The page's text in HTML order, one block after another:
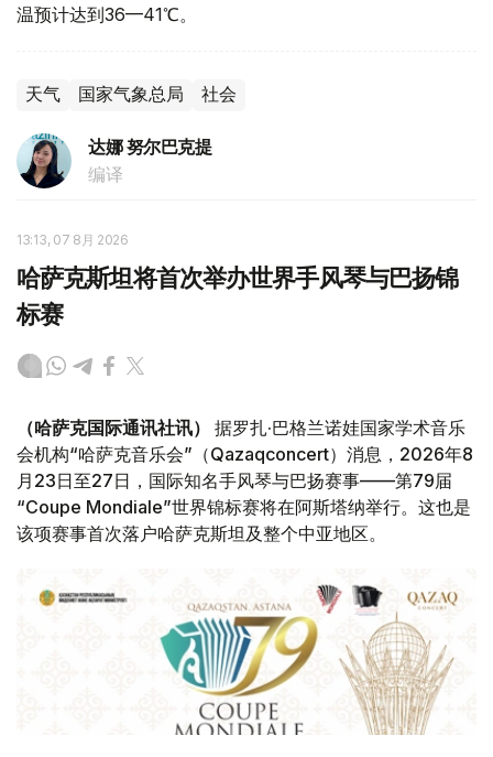
温预计达到36—41℃。
天气 国家气象总局 社会
达娜 努尔巴克提
编译
13:13, 07 8月 2026
哈萨克斯坦将首次举办世界手风琴与巴扬锦
标赛
（哈萨克国际通讯社讯）
据罗扎·巴格兰诺娃国家学术音乐
会机构“哈萨克音乐会”（Qazaqconcert）消息，2026年8
月23日至27日，国际知名手风琴与巴扬赛事——第79届
“Coupe Mondiale”世界锦标赛将在阿斯塔纳举行。这也是
该项赛事首次落户哈萨克斯坦及整个中亚地区。